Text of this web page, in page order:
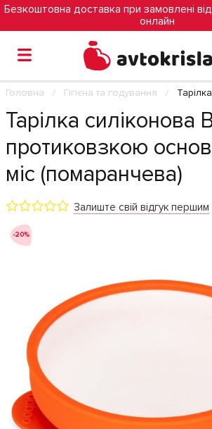
Безкоштовна доставка при замовлені
онлайн
Головна Гігієна та годування
Тарілка силіконова
протиковзкою
міс (помаранчева)
Залиште свій відгук першим
-20%